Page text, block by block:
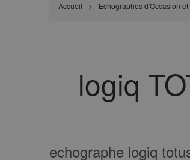
Accueil Echographes d'Occasion
logiq
echographe logiq